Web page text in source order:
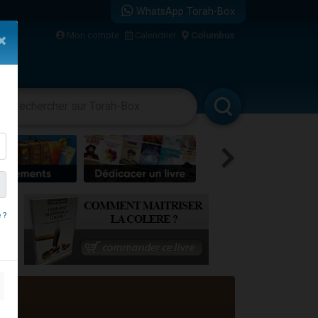
le temps
WhatsApp Torah-Box
Mon compte Calendrier Columbus
?